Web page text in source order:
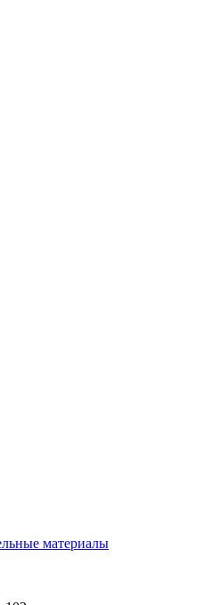
материалы